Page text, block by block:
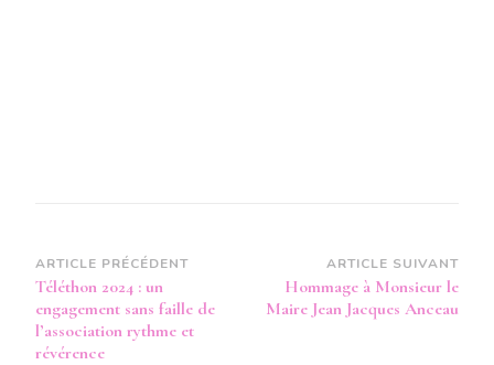
Navigation
d’article
ARTICLE PRÉCÉDENT
Téléthon 2024 : un
engagement sans faille de
l’association rythme et
révérence
ARTICLE SUIVANT
Hommage à Monsieur le
Maire Jean Jacques Anceau